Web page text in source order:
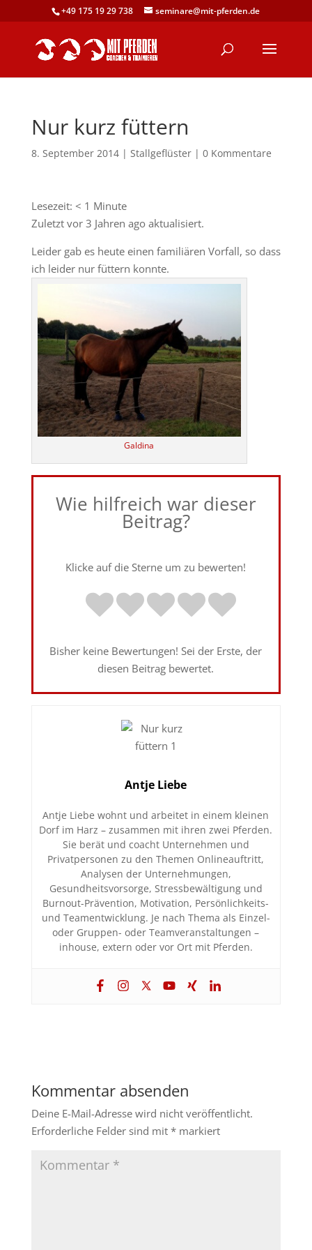
+49 175 19 29 738 seminare@mit-pferden.de
Nur kurz füttern
8. September 2014| Stallgeflüster| 0 Kommentare
Lesezeit: < 1 Minute
Zuletzt vor 3 Jahren ago aktualisiert.
Leider gab es heute einen familiären Vorfall, so dass
ich leider nur füttern konnte.
Galdina
Wie hilfreich war dieser
Beitrag?
Klicke auf die Sterne um zu bewerten!
Bisher keine Bewertungen! Sei der Erste, der
diesen Beitrag bewertet.
Antje Liebe
Antje Liebe wohnt und arbeitet in einem kleinen
Dorf im Harz – zusammen mit ihren zwei Pferden.
Sie berät und coacht Unternehmen und
Privatpersonen zu den Themen Onlineauftritt,
Analysen der Unternehmungen,
Gesundheitsvorsorge, Stressbewältigung und
Burnout-Prävention, Motivation, Persönlichkeits-
und Teamentwicklung. Je nach Thema als Einzel-
oder Gruppen- oder Teamveranstaltungen –
inhouse, extern oder vor Ort mit Pferden.
Kommentar absenden
Deine E-Mail-Adresse wird nicht veröffentlicht.
Erforderliche Felder sind mit *markiert